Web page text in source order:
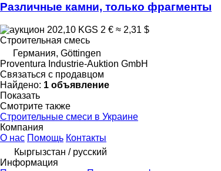
Различные камни, только фрагменты
202,10 KGS 2 € ≈ 2,31 $
Строительная смесь
Германия, Göttingen
Proventura Industrie-Auktion GmbH
Связаться с продавцом
Найдено: 1 объявление
Показать
Смотрите также
Строительные смеси в Украине
Компания
О нас Помощь Контакты
Кыргызстан / русский
Информация